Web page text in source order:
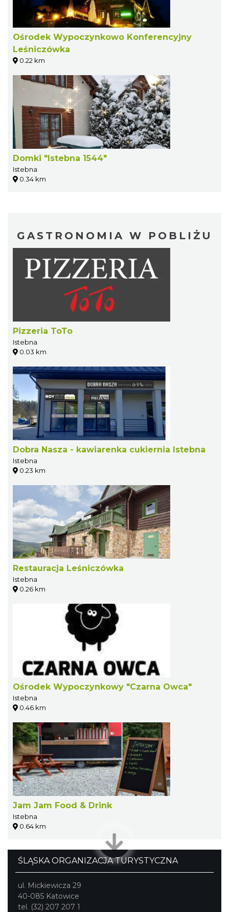
Ośrodek Wypoczynkowo Konferencyjny
Leśniczówka
0.22 km
Domki "Istebna 1544"
Istebna
0.34 km
GASTRONOMIA W POBLIŻU
Pizzeria ToTo
Istebna
0.03 km
Dobra Nasza - kawiarenka cukiernia Istebna
Istebna
0.23 km
Restauracja Leśniczówka
Istebna
0.26 km
Ośrodek Wypoczynkowy "Czarna Owca"
Istebna
0.46 km
Jam Jam Food & Drink
Istebna
0.64 km
ŚLĄSKA ORGANIZACJA TURYSTYCZNA
ul. Mickiewicza 29
40-085 Katowice
tel. (32) 207 207 1